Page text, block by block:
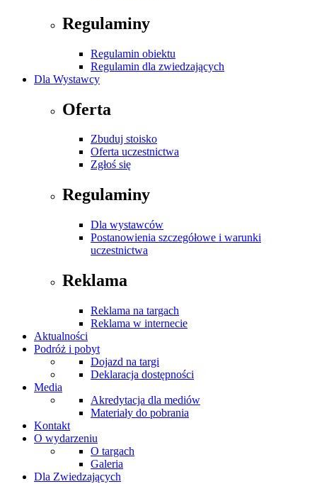
Regulaminy
Regulamin obiektu
Regulamin dla zwiedzających
Dla Wystawcy
Oferta
Zbuduj stoisko
Oferta uczestnictwa
Zgłoś się
Regulaminy
Dla wystawców
Postanowienia szczegółowe i warunki
uczestnictwa
Reklama
Reklama na targach
Reklama w internecie
Aktualności
Podróż i pobyt
Dojazd na targi
Deklaracja dostępności
Media
Akredytacja dla mediów
Materiały do pobrania
Kontakt
O wydarzeniu
O targach
Galeria
Dla Zwiedzających